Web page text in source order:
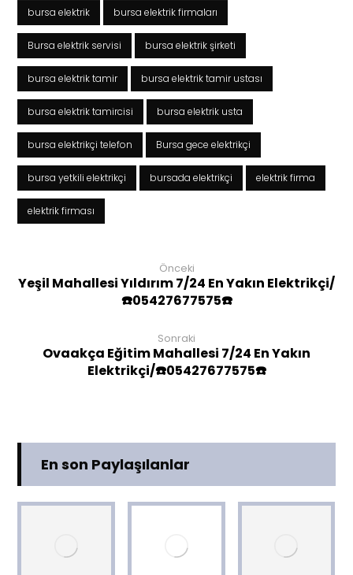
bursa elektrik bursa elektrik firmaları
Bursa elektrik servisi bursa elektrik şirketi
bursa elektrik tamir bursa elektrik tamir ustası
bursa elektrik tamircisi bursa elektrik usta
bursa elektrikçi telefon Bursa gece elektrikçi
bursa yetkili elektrikçi bursada elektrikçi elektrik firma
elektrik firması
Önceki
Yeşil Mahallesi Yıldırım 7/24 En Yakın Elektrikçi/
☎️05427677575☎️
Sonraki
Ovaakça Eğitim Mahallesi 7/24 En Yakın
Elektrikçi/☎️05427677575☎️
En son Paylaşılanlar